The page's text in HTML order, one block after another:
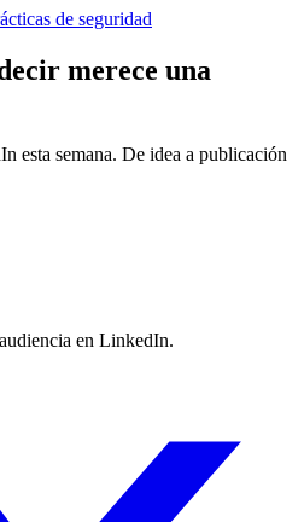
de seguridad
merece una
esta semana. De idea a publicación
en LinkedIn.